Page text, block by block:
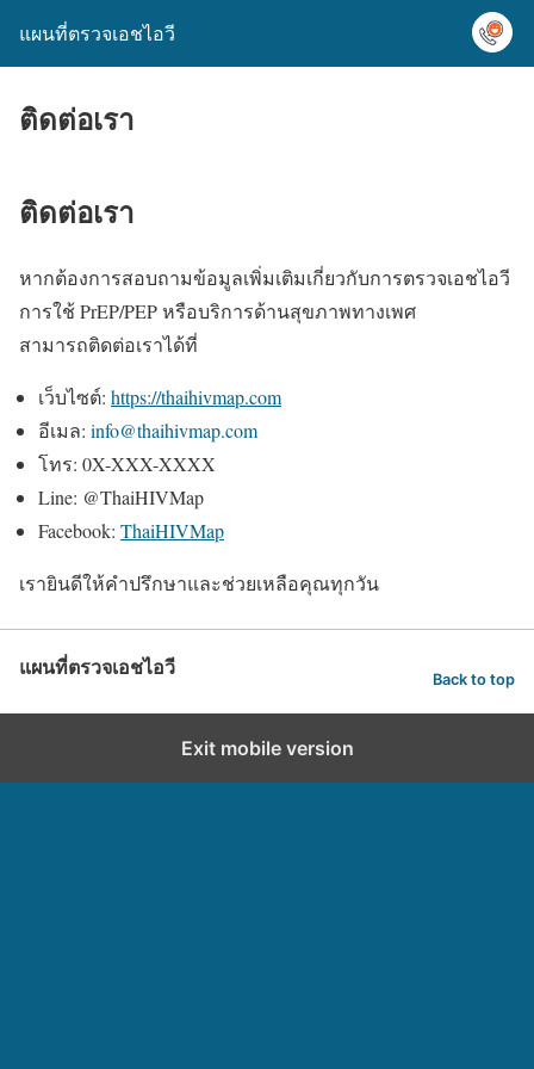
แผนที่ตรวจเอชไอวี
ติดต่อเรา
ติดต่อเรา
หากต้องการสอบถามข้อมูลเพิ่มเติมเกี่ยวกับการตรวจเอชไอวี
การใช้ PrEP/PEP หรือบริการด้านสุขภาพทางเพศ
สามารถติดต่อเราได้ที่
เว็บไซต์: https://thaihivmap.com
อีเมล: info@thaihivmap.com
โทร: 0X-XXX-XXXX
Line: @ThaiHIVMap
Facebook: ThaiHIVMap
เรายินดีให้คำปรึกษาและช่วยเหลือคุณทุกวัน
แผนที่ตรวจเอชไอวี Back to top
Exit mobile version